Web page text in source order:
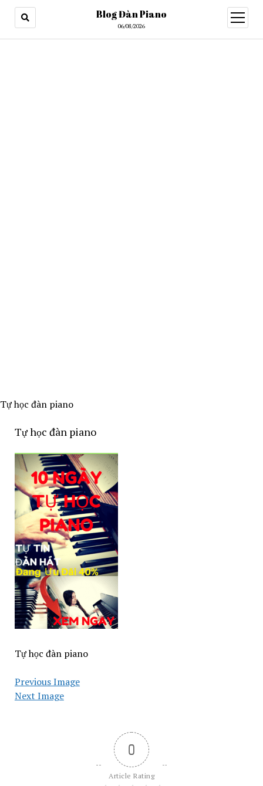
Blog Đàn Piano
06/08/2026
open
menu
Tự học đàn piano
Tự học đàn piano
Tự học đàn piano
Previous Image
Next Image
0
Article Rating